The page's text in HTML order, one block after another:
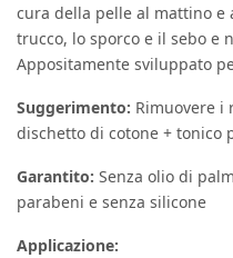
cura della pelle al mattino e
trucco, lo sporco e il sebo e
Appositamente sviluppato
Suggerimento: Rimuovere i
dischetto di cotone + tonico
Garantito: Senza olio di
parabeni e senza silicone
Applicazione: